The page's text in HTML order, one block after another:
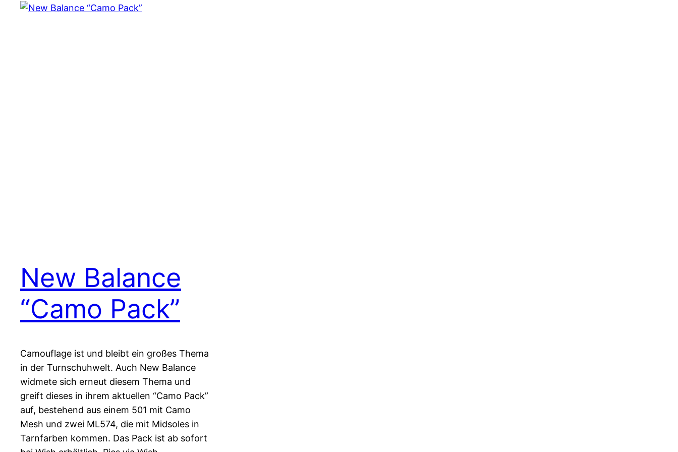
New Balance
“Camo Pack”
Camouflage ist und bleibt ein großes Thema
in der Turnschuhwelt. Auch New Balance
widmete sich erneut diesem Thema und
greift dieses in ihrem aktuellen “Camo Pack”
auf, bestehend aus einem 501 mit Camo
Mesh und zwei ML574, die mit Midsoles in
Tarnfarben kommen. Das Pack ist ab sofort